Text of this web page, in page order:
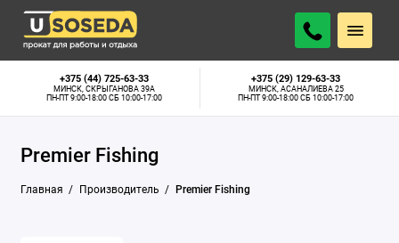
+375 (44) 725-63-33
МИНСК, СКРЫГАНОВА 39А
ПН-ПТ 9:00-18:00 СБ 10:00-17:00
+375 (29) 129-63-33
МИНСК, АСАНАЛИЕВА 25
ПН-ПТ 9:00-18:00 СБ 10:00-17:00
Premier Fishing
Главная Производитель Premier Fishing